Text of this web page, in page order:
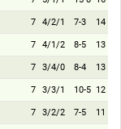
7 4/2/1 7-3 14
7 4/1/2 8-5 13
7 3/4/0 8-4 13
7 3/3/1 10-5 12
7 3/2/2 7-5 11